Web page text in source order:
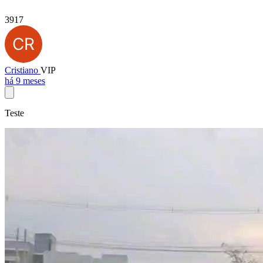
3917
Cristiano VIP
há 9 meses
Teste